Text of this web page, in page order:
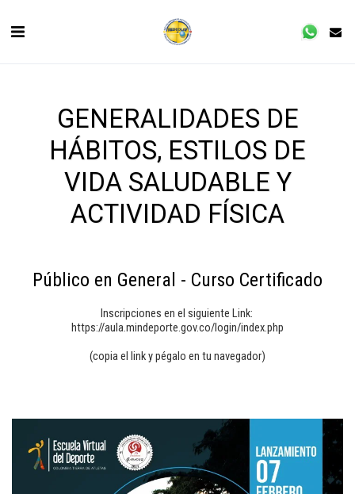
GENERALIDADES DE
HÁBITOS, ESTILOS DE
VIDA SALUDABLE Y
ACTIVIDAD FÍSICA
Público en General - Curso Certificado
Inscripciones en el siguiente Link:
https://aula.mindeporte.gov.co/login/index.php
(copia el link y pégalo en tu navegador)